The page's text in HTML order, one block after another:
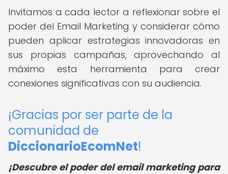
Invitamos a cada lector a reflexionar sobre el
poder del Email Marketing y considerar cómo
pueden aplicar estrategias innovadoras en
sus propias campañas, aprovechando al
máximo esta herramienta para crear
conexiones significativas con su audiencia.
¡Gracias por ser parte de la
comunidad de
DiccionarioEcomNet!
¡Descubre el poder del email marketing para